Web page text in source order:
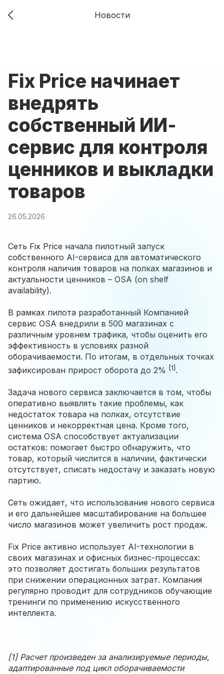
Новости
Fix Price начинает
внедрять
собственный ИИ-
сервис для контроля
ценников и выкладки
товаров
26.05.2026
Сеть Fix Price начала пилотный запуск
собственного AI-сервиса для автоматического
контроля наличия товаров на полках магазинов и
актуальности ценников – OSA (on shelf
availability).
В рамках пилота разработанный Компанией
сервис OSA внедрили в 500 магазинах с
различным уровнем трафика, чтобы оценить его
эффективность в условиях разной
оборачиваемости. По итогам, в отдельных точках
зафиксирован прирост оборота до 2%
[1].
Задача нового сервиса заключается в том, чтобы
оперативно выявлять такие проблемы, как
недостаток товара на полках, отсутствие
ценников и некорректная цена. Кроме того,
система OSA способствует актуализации
остатков: помогает быстро обнаружить, что
товар, который числится в наличии, фактически
отсутствует, списать недостачу и заказать новую
партию.
Сеть ожидает, что использование нового сервиса
и его дальнейшее масштабирование на большее
число магазинов может увеличить рост продаж.
Fix Price активно использует AI-технологии в
своих магазинах и офисных бизнес-процессах:
это позволяет достигать больших результатов
при снижении операционных затрат. Компания
регулярно проводит для сотрудников обучающие
тренинги по применению искусственного
интеллекта.
[1] Расчет произведен за анализируемые периоды,
адаптированные под цикл оборачиваемости